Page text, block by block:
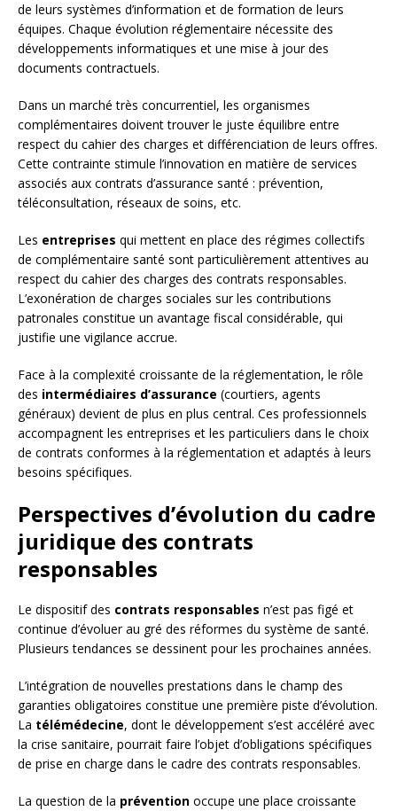
de leurs systèmes d’information et de formation de leurs
équipes. Chaque évolution réglementaire nécessite des
développements informatiques et une mise à jour des
documents contractuels.
Dans un marché très concurrentiel, les organismes
complémentaires doivent trouver le juste équilibre entre
respect du cahier des charges et différenciation de leurs offres.
Cette contrainte stimule l’innovation en matière de services
associés aux contrats d’assurance santé : prévention,
téléconsultation, réseaux de soins, etc.
Les entreprises qui mettent en place des régimes collectifs
de complémentaire santé sont particulièrement attentives au
respect du cahier des charges des contrats responsables.
L’exonération de charges sociales sur les contributions
patronales constitue un avantage fiscal considérable, qui
justifie une vigilance accrue.
Face à la complexité croissante de la réglementation, le rôle
des intermédiaires d’assurance (courtiers, agents
généraux) devient de plus en plus central. Ces professionnels
accompagnent les entreprises et les particuliers dans le choix
de contrats conformes à la réglementation et adaptés à leurs
besoins spécifiques.
Perspectives d’évolution du cadre
juridique des contrats
responsables
Le dispositif des contrats responsables n’est pas figé et
continue d’évoluer au gré des réformes du système de santé.
Plusieurs tendances se dessinent pour les prochaines années.
L’intégration de nouvelles prestations dans le champ des
garanties obligatoires constitue une première piste d’évolution.
La télémédecine, dont le développement s’est accéléré avec
la crise sanitaire, pourrait faire l’objet d’obligations spécifiques
de prise en charge dans le cadre des contrats responsables.
La question de la prévention occupe une place croissante